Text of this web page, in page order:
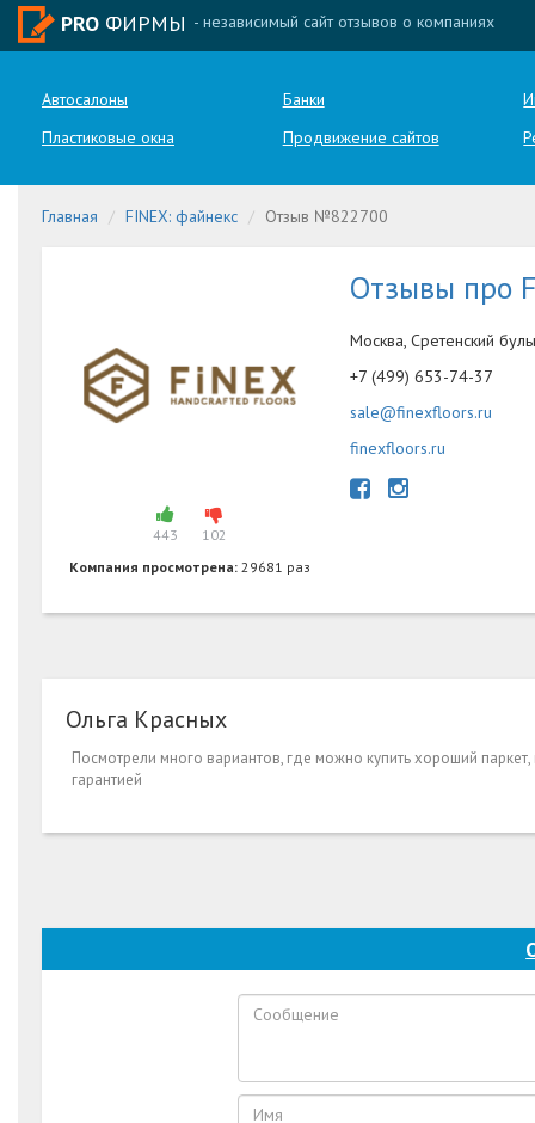
PRO ФИРМЫ - независимый сайт отзывов о компаниях
Автосалоны Банки
Пластиковые окна
Продвижение сайтов
Главная FINEX: файнекс Отзыв №822700
443
102
Компания просмотрена:29681 раз
Отзывы про
Москва, Сретенский
+7 (499) 653-74-37
sale@finexfloors.ru
finexfloors.ru
Ольга Красных
Посмотрели много вариантов, где можно купить хороший
гарантией